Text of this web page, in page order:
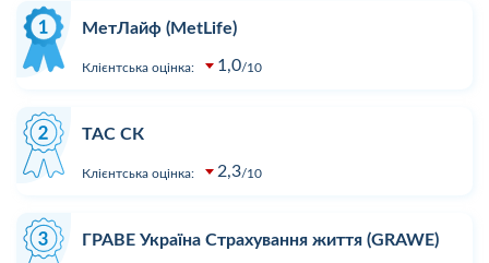
МетЛайф (MetLife)
Клієнтська оцінка: 1,0 10
ТАС СК
Клієнтська оцінка: 2,3 10
ГРАВЕ Україна Страхування життя (GRAWE)